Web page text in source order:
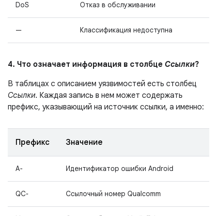
DoS Отказ в обслуживании
— Классификация недоступна
4. Что означает информация в столбце Ссылки?
В таблицах с описанием уязвимостей есть столбец
Ссылки. Каждая запись в нем может содержать
префикс, указывающий на источник ссылки, а именно:
Префикс Значение
A- Идентификатор ошибки Android
QC- Ссылочный номер Qualcomm